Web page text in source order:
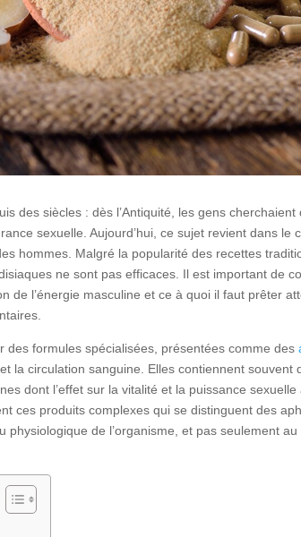
des siècles : dès l’Antiquité, les gens cherchaient
sexuelle. Aujourd’hui, ce sujet revient dans le
hommes. Malgré la popularité des recettes
ne sont pas efficaces. Il est important de
de l’énergie masculine et ce à quoi il faut prêter
des formules spécialisées, présentées comme des
la circulation sanguine. Elles contiennent souvent
dont l’effet sur la vitalité et la puissance sexuelle
ces produits complexes qui se distinguent des
physiologique de l’organisme, et pas seulement